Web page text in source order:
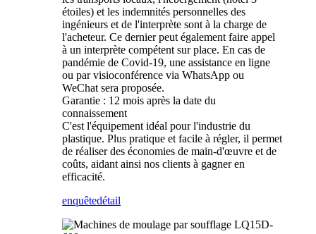
étoiles) et les indemnités personnelles des
ingénieurs et de l'interprète sont à la charge de
l'acheteur. Ce dernier peut également faire appel
à un interprète compétent sur place. En cas de
pandémie de Covid-19, une assistance en ligne
ou par visioconférence via WhatsApp ou
WeChat sera proposée.
Garantie : 12 mois après la date du
connaissement
C'est l'équipement idéal pour l'industrie du
plastique. Plus pratique et facile à régler, il permet
de réaliser des économies de main-d'œuvre et de
coûts, aidant ainsi nos clients à gagner en
efficacité.
enquêtedétail